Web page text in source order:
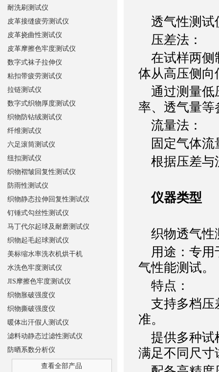
透气性测试
压差法：
在试样两侧
体从高压侧向
通过测量低
率、透气量等
流量法：
固定气体流
根据压差与
仪器类型
织物透气性
用途：专用
气性能测试。
特点：
支持多档压
准。
提供多种试
满足不同尺寸
耐洗刷测试仪
皮革接缝疲劳测试仪
皮革挠曲性测试仪
皮革摩擦色牢度测试仪
数字式袜子拉伸仪
粘扣带疲劳测试仪
拉链测试仪
数字式织物厚度测试仪
织物防钻绒测试仪
纤维测试仪
六足滚筒测试仪
纽扣测试仪
织物褶皱回复性测试仪
防雨性测试仪
织物静态拉伸回复性测试仪
钉锤式勾丝性测试仪
马丁代尔起球及耐磨测试仪
织物起毛起球测试仪
美标缩水率洗衣机烘干机
水洗色牢度测试仪
JIS摩擦色牢度测试仪
织物胀破强度仪
织物撕破强度仪
暖体出汗假人测试仪
滤料动静态过滤性测试仪
防晒系数分析仪
查看全部产品